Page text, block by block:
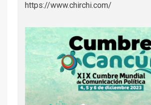
https://www.chirchi.com/